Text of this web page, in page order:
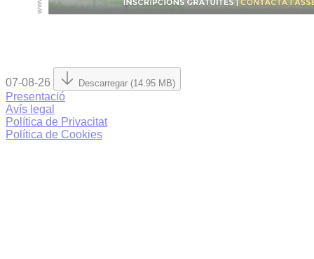
07-08-26 Descarregar (14.95 MB)
Presentació
Avís legal
Política de Privacitat
Política de Cookies